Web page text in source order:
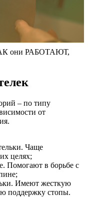
они РАБОТАЮТ,
– по типу
от
Чаще
целях;
Помогают в борьбе с
Имеют жесткую
поддержку стопы.